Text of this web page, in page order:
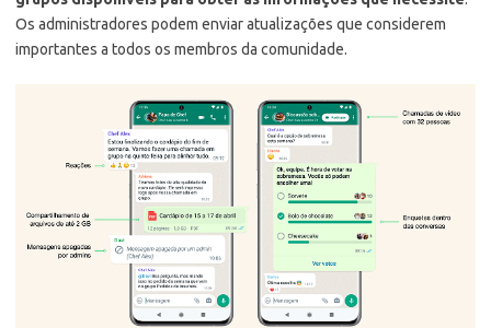
Os administradores podem enviar atualizações que considerem
importantes a todos os membros da comunidade.